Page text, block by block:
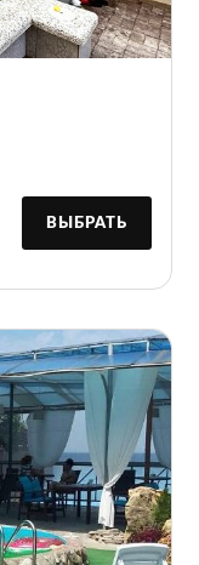
ВЫБРАТЬ